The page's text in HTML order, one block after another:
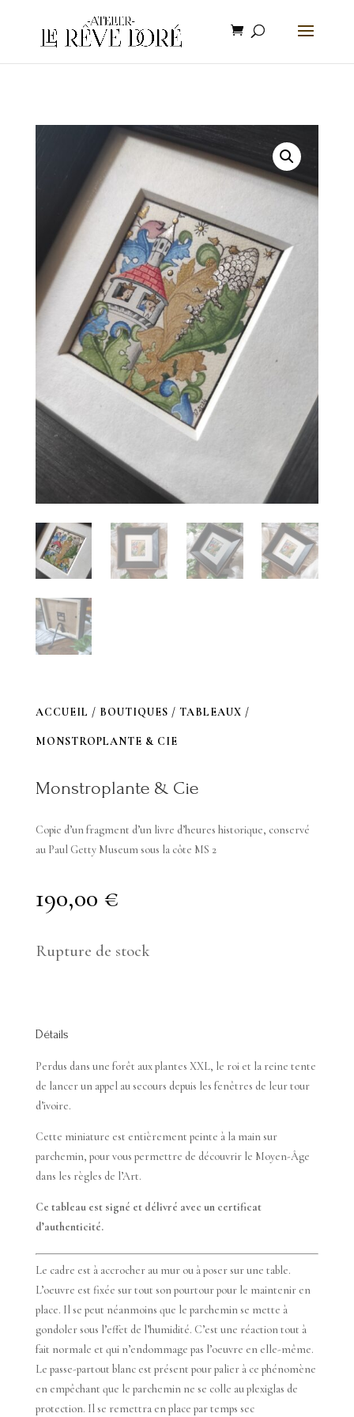
ACCUEIL / BOUTIQUES / TABLEAUX /
MONSTROPLANTE & CIE
Monstroplante & Cie
Copie d’un fragment d’un livre d’heures historique, conservé
au Paul Getty Museum sous la côte MS 2
190,00 €
Rupture de stock
Détails
Perdus dans une forêt aux plantes XXL, le roi et la reine tente
de lancer un appel au secours depuis les fenêtres de leur tour
d’ivoire.
Cette miniature est entièrement peinte à la main sur
parchemin, pour vous permettre de découvrir le Moyen-Âge
dans les règles de l’Art.
Ce tableau est signé et délivré avec un certificat
d’authenticité.
Le cadre est à accrocher au mur ou à poser sur une table.
L’oeuvre est fixée sur tout son pourtour pour le maintenir en
place. Il se peut néanmoins que le parchemin se mette à
gondoler sous l’effet de l’humidité. C’est une réaction tout à
fait normale et qui n’endommage pas l’oeuvre en elle-même.
Le passe-partout blanc est présent pour palier à ce phénomène
en empêchant que le parchemin ne se colle au plexiglas de
protection. Il se remettra en place par temps sec